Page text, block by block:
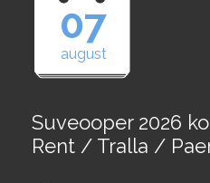
07
august
Suveooper 2026
Rent / Tralla /